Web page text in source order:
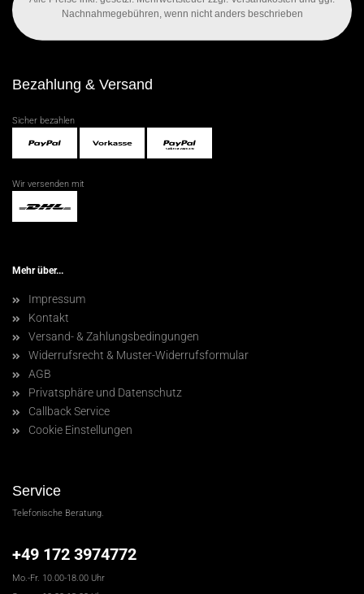
Nachnahmegebühren, wenn nicht anders beschrieben
Bezahlung & Versand
Sicher bezahlen
Wir versenden mit
Mehr über...
Impressum
Kontakt
Versand- & Zahlungsbedingungen
Widerrufsrecht & Muster-Widerrufsformular
AGB
Privatsphäre und Datenschutz
Callback Service
Cookie Einstellungen
Service
Telefonische Beratung.
+49 172 3974772
Mo.-Fr. 10.00-18.00 Uhr